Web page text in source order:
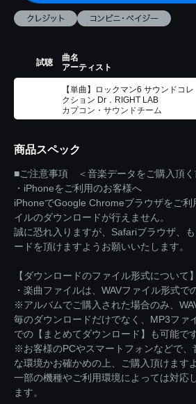
試聴
曲名
アーティスト
【単曲】ロックマン6 サウンドコレ
クション Dr．RIGHT LAB
カプコン・サウンドチーム
商品スペック
■ご注意事項 ＜音楽データをご購入頂く
・iPhoneをご利用のお客様へ
iPhoneでGoogle Chromeブラウザをご利
イルのダウンロードが行えません。
誠に恐れ入りますが、Safariブラウザ、
ードを頂けますようお願いいたします。
【ダウンロードのファイル形式について】
・楽曲ファイルは、WAVファイル形式で
※アルバムでご購入された場合のみ、
毎のダウンロードだけでなく、MP3ファ
での【まとめてダウンロード】も可能です
※お客様のPCやスマートフォンなどで、
な環境かお確かめの上、ご購入頂けます
一部の機種やご利用環境によっては対応
ます。